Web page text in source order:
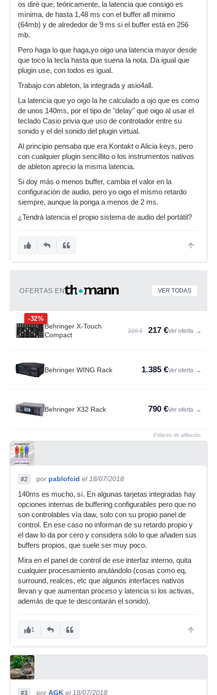
os diré que, teóricamente, la latencia que consigo es
mínima, de hasta 1,48 ms con el buffer all minimo
(64mb) y de alrededor de 9 ms si el buffer está en 256
mb.
Pero haga lo que haga,yo oigo una latencia mayor desde
que toco la tecla hasta que suena la nota. Da igual que
plugin use, con todos es igual.
Trabajo con ableton, la integrada y asio4all.
La latencia que yo oigo la he calculado a ojo que es como
de unos 140ms, por el tipo de "delay" qué oigo al usar el
teclado Casio privia que uso de controlador entre su
sonido y el del sonido del plugin virtual.
Al principio pensaba que era Kontakt o Alicia keys, pero
con cualquier plugin sencillito o los instrumentos nativos
de ableton aprecio la misma latencia.
Si doy más o menos buffer, cambia el valor en la
configuración de audio, pero yo oigo el mismo retardo
siempre, aunque la ponga a menos de 2 ms.
¿Tendrá latencia el propio sistema de audio del portátil?
OFERTAS EN VER TODAS
-32%
Behringer X-Touch
Compact
320 € 217 €Ver oferta →
Behringer WING Rack 1.385 €Ver oferta →
Behringer X32 Rack 790 €Ver oferta →
Enlaces de afiliación
#2 por pablofcid el 18/07/2018
140ms es mucho, sí. En algunas tarjetas integradas hay
opciones internas de buffering configurables pero que no
son controlables vía daw, solo con su propio panel de
control. En ese caso no informan de su retardo propio y
el daw lo da por cero y considera sólo lo que añaden sus
buffers propios, que suele ser muy poco.
Mira en el panel de control de ese interfaz interno, quita
cualquier procesamiento anulándolo (cosas como eq,
surround, realces, etc que algunos interfaces nativos
llevan y que aumentan proceso y latencia si los activas,
además de que te descontarán el sonido).
1
#3 por AGK el 18/07/2018